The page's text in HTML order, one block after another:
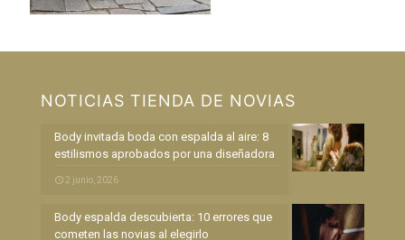
NOTICIAS TIENDA DE NOVIAS
Body invitada boda con espalda al aire: 8
estilismos aprobados por una diseñadora
2 junio, 2026
Body espalda descubierta: 10 errores que
cometen las novias al elegirlo